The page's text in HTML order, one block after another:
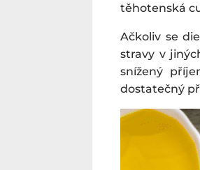
těhotenská
Ačkoliv se
stravy v
snížený
dostatečný